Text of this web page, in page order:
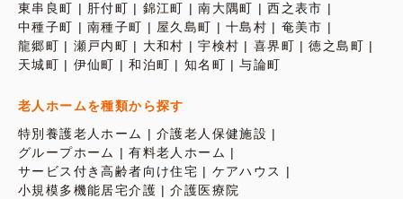
東串良町
肝付町 錦江町 南大隅町
西之表市
中種子町
南種子町 屋久島町 十島村
奄美市
龍郷町
瀬戸内町 大和村 宇検村 喜界町
徳之島町
天城町
伊仙町 和泊町 知名町 与論町
老人ホームを種類から探す
特別養護老人ホーム
介護老人保健施設
グループホーム
有料老人ホーム
サービス付き高齢者向け住宅
ケアハウス
小規模多機能居宅介護
介護医療院